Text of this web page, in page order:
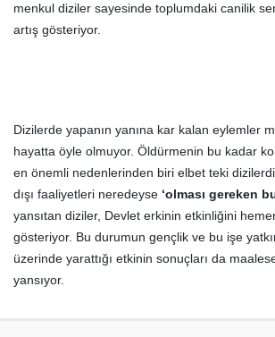
menkul diziler sayesinde toplumdaki canilik
artış gösteriyor.
Dizilerde yapanın yanına kar kalan eylemler
hayatta öyle olmuyor. Öldürmenin bu kadar
en önemli nedenlerinden biri elbet teki
dışı faaliyetleri neredeyse ‘olması gereken
yansıtan diziler, Devlet erkinin etkinliğini
gösteriyor. Bu durumun gençlik ve bu işe
üzerinde yarattığı etkinin sonuçları da
yansıyor.